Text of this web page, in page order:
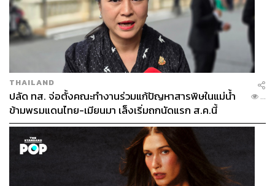
อุปสรรคสำคัญคือเรื่องของกฎหมาย ซึ่งกรอบทางสังคมที่
หยั่งรากลึกมานับแต่อดีตยังส่งผลต่อสิทธิความไม่เท่าเทียม
ของชาว LGBTQ+ ในหลายๆ ด้าน แต่ปัจจุบันก็มีความ
ก้าวหน้าในเรื่องของร่าง พ.ร.บ. คู่ชีวิต ซึ่งช่วยให้คู่ชีวิตที่
ไม่ใช่คู่ชาย-หญิง ได้มีสิทธิหลายๆ อย่างร่วมกันได้มากขึ้น
รวมถึงการสร้างอนาคต มีทรัพย์สินร่วมกัน จากแต่ก่อนที่การ
กู้ร่วมเป็นไปได้อย่างยากลำบากสำหรับชาว LGBTQ+ แสนสิริ
ในฐานะแบรนด์ที่ยืนหยัดสร้างความเข้าใจในเรื่องความ
หลากหลายและเท่าเทียม ก็ได้มีการรณรงค์โดยเดินเข้าไปพูด
คุยทำความเข้าใจกับแหล่งเงินกู้อย่างธนาคารหลายแห่งไป
THAILAND
ปลัด ทส. จ่อตั้งคณะทำงานร่วมแก้ปัญหาสารพิษในแม่น้ำ
ข้ามพรมแดนไทย-เมียนมา เล็งเริ่มถกนัดแรก ส.ค.นี้
...